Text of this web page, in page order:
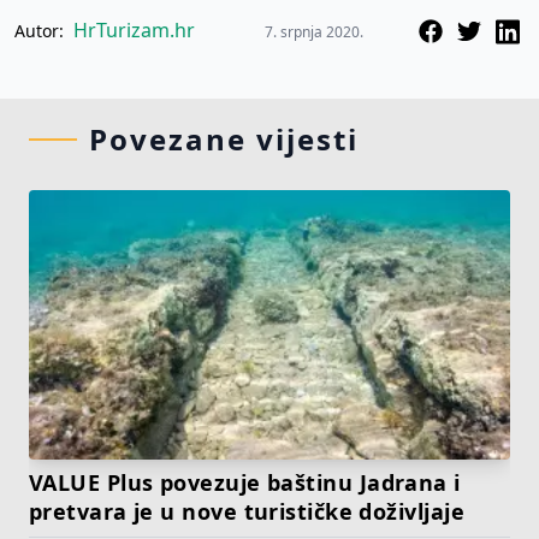
Autor: HrTurizam.hr 7. srpnja 2020.
Povezane vijesti
VALUE Plus povezuje baštinu Jadrana i
pretvara je u nove turističke doživljaje